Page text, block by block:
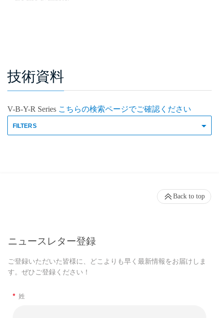
技術資料
V-B-Y-R Series こちらの検索ページでご確認ください
FILTERS
ニュースレター登録
ご登録いただいた皆様に、どこよりも早く最新情報をお届けしま
す。ぜひご登録ください！
* 姓
Back to top